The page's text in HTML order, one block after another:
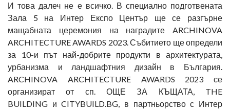
И това далеч не е всичко. В специално подготвената
Зала 5 на Интер Експо Център ще се разгърне
мащабната церемония на наградите ARCHINOVA
ARCHITECTURE AWARDS 2023. Събитието ще определи
за 10-и път най-добрите продукти в архитектурата,
урбанизма и ландшафтния дизайн в България.
ARCHINOVA ARCHITECTURE AWARDS 2023 се
организират от сп. ОЩЕ ЗА КЪЩАТА, THE
BUILDING и CITYBUILD.BG, в партньорство с Интер